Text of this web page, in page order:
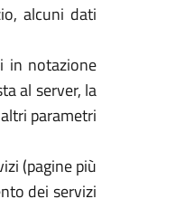
alcuni dati
in notazione
al server, la
parametri
(pagine più
dei servizi